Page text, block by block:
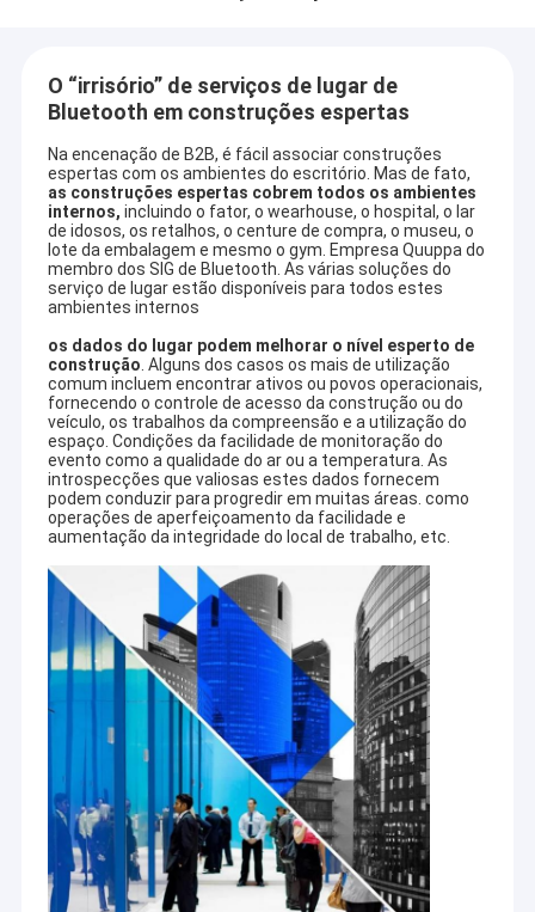
O “irrisório” de serviços de lugar de
Bluetooth em construções espertas
Na encenação de B2B, é fácil associar construções
espertas com os ambientes do escritório. Mas de fato,
as construções espertas cobrem todos os ambientes
internos, incluindo o fator, o wearhouse, o hospital, o lar
de idosos, os retalhos, o centure de compra, o museu, o
lote da embalagem e mesmo o gym. Empresa Quuppa do
membro dos SIG de Bluetooth. As várias soluções do
serviço de lugar estão disponíveis para todos estes
ambientes internos
os dados do lugar podem melhorar o nível esperto de
construção. Alguns dos casos os mais de utilização
comum incluem encontrar ativos ou povos operacionais,
fornecendo o controle de acesso da construção ou do
veículo, os trabalhos da compreensão e a utilização do
espaço. Condições da facilidade de monitoração do
evento como a qualidade do ar ou a temperatura. As
introspecções que valiosas estes dados fornecem
podem conduzir para progredir em muitas áreas. como
operações de aperfeiçoamento da facilidade e
aumentação da integridade do local de trabalho, etc.